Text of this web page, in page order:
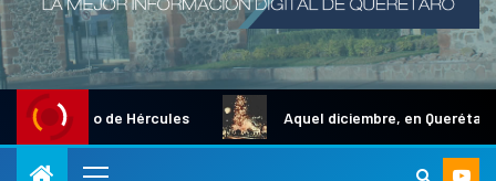
Gallo de Hércules Aquel diciembre, en Querétaro